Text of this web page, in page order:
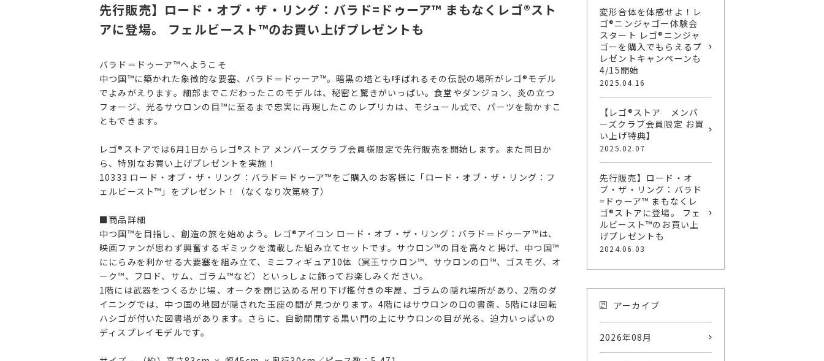
先行販売】ロード・オブ・ザ・リング：バラド=ドゥーア™ まもなくレゴ®スト
アに登場。 フェルビースト™のお買い上げプレゼントも
バラド＝ドゥーア™へようこそ
中つ国™に築かれた象徴的な要塞、バラド＝ドゥーア™。暗黒の塔とも呼ばれるその伝説の場所がレゴ®モデル
でよみがえります。細部までこだわったこのモデルは、秘密と驚きがいっぱい。食堂やダンジョン、炎の立つ
フォージ、光るサウロンの目™に至るまで忠実に再現したこのレプリカは、モジュール式で、パーツを動かすこ
ともできます。
レゴ®ストアでは6月1日からレゴ®ストア メンバーズクラブ会員様限定で先行販売を開始します。また同日か
ら、特別なお買い上げプレゼントを実施！
10333 ロード・オブ・ザ・リング：バラド＝ドゥーア™をご購入のお客様に「ロード・オブ・ザ・リング：フ
ェルビースト™」をプレゼント！（なくなり次第終了）
■商品詳細
中つ国™を目指し、創造の旅を始めよう。レゴ®アイコン ロード・オブ・ザ・リング：バラド＝ドゥーア™は、
映画ファンが思わず興奮するギミックを満載した組み立てセットです。サウロン™の目を高々と掲げ、中つ国™
ににらみを利かせる大要塞を組み立て、ミニフィギュア10体（冥王サウロン™、サウロンの口™、ゴスモグ、オ
ーク™、フロド、サム、ゴラム™など）といっしょに飾ってお楽しみください。
1階には武器をつくるかじ場、オークを閉じ込める吊り下げ檻付きの牢屋、ゴラムの隠れ場所があり、2階のダ
イニングでは、中つ国の地図が隠された玉座の間が見つかります。4階にはサウロンの口の書斎、5階には回転
ハシゴが付いた図書塔があります。さらに、自動開閉する黒い門の上にサウロンの目が光る、迫力いっぱいの
ディスプレイモデルです。
変形合体を体感せよ！レ
ゴ®ニンジャゴー体験会
スタート レゴ®ニンジャ
ゴーを購入でもらえるプ
レゼントキャンペーンも
4/15開始
2025.04.16
【レゴ®ストア メンバ
ーズクラブ会員限定 お買
い上げ特典】
2025.02.07
先行販売】ロード・オ
ブ・ザ・リング：バラド
=ドゥーア™ まもなくレ
ゴ®ストアに登場。 フェ
ルビースト™のお買い上
げプレゼントも
2024.06.03
アーカイブ
2026年08月